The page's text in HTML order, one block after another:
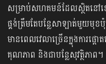
សម្រាប់សហគមន៍ដែលស្ថិតនៅខេត្
ផ្គង់ត្រឹមតែបន្លែសាឡាត់មួយមុ
មានពេលវេលាច្រើនក្នុងការ
គុណភាព និងជាបន្លែសុវត្ថិភាព។